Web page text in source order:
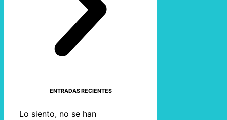
ENTRADAS RECIENTES
Lo siento, no se han